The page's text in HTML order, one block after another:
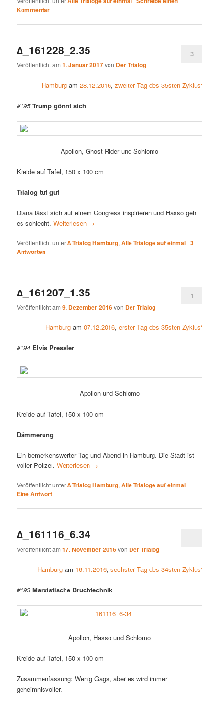
Kommentar
∆_161228_2.35
Veröffentlicht am1. Januar 2017von Der Trialog
3
Hamburgam 28.12.2016, zweiter Tag des 35sten Zyklus‘
#195 Trump gönnt sich
Apollon, Ghost Rider und Schlomo
Kreide auf Tafel, 150 x 100 cm
Trialog tut gut
Diana lässt sich auf einem Congress inspirieren und Hasso geht
es schlecht.Weiterlesen →
Veröffentlicht unter∆ Trialog Hamburg,Alle Trialoge auf einmal |3
Antworten
∆_161207_1.35
Veröffentlicht am9. Dezember 2016von Der Trialog
1
Hamburgam 07.12.2016, erster Tag des 35sten Zyklus‘
#194 Elvis Pressler
Apollon und Schlomo
Kreide auf Tafel, 150 x 100 cm
Dämmerung
Ein bemerkenswerter Tag und Abend in Hamburg. Die Stadt ist
voller Polizei.Weiterlesen →
Veröffentlicht unter∆ Trialog Hamburg,Alle Trialoge auf einmal |
EineAntwort
∆_161116_6.34
Veröffentlicht am17. November 2016von Der Trialog
Hamburgam 16.11.2016, sechster Tag des 34sten Zyklus‘
#193 Marxistische Bruchtechnik
Apollon, Hasso und Schlomo
Kreide auf Tafel, 150 x 100 cm
Zusammenfassung: Wenig Gags, aber es wird immer
geheimnisvoller.